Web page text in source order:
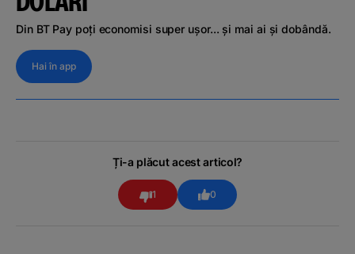
Din BT Pay poți economisi super ușor... și mai ai și dobândă.
Hai în app
Ți-a plăcut acest articol?
1 0